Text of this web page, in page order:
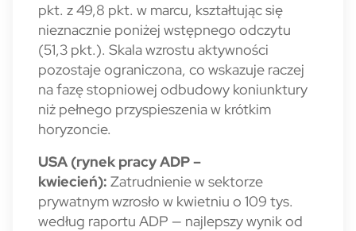
pkt. z 49,8 pkt. w marcu, kształtując się
nieznacznie poniżej wstępnego odczytu
(51,3 pkt.). Skala wzrostu aktywności
pozostaje ograniczona, co wskazuje raczej
na fazę stopniowej odbudowy koniunktury
niż pełnego przyspieszenia w krótkim
horyzoncie.
USA (rynek pracy ADP –
kwiecień): Zatrudnienie w sektorze
prywatnym wzrosło w kwietniu o 109 tys.
według raportu ADP — najlepszy wynik od